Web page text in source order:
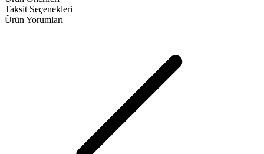
Taksit Seçenekleri
Ürün Yorumları